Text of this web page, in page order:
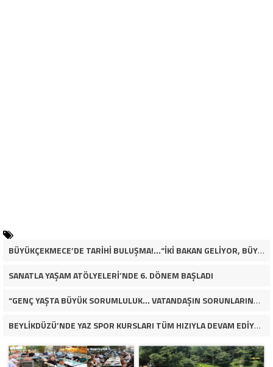
BÜYÜKÇEKMECE’DE TARİHİ BULUŞMA!…“İKİ BAKAN GELİYOR, BÜYÜKÇEKMECE’NİN ADLİYE KADERİ DEĞİŞECEK Mİ?”
SANATLA YAŞAM ATÖLYELERİ’NDE 6. DÖNEM BAŞLADI
“GENÇ YAŞTA BÜYÜK SORUMLULUK… VATANDAŞIN SORUNLARINA ÇÖZÜM ARIYOR!”
BEYLİKDÜZÜ’NDE YAZ SPOR KURSLARI TÜM HIZIYLA DEVAM EDİYOR